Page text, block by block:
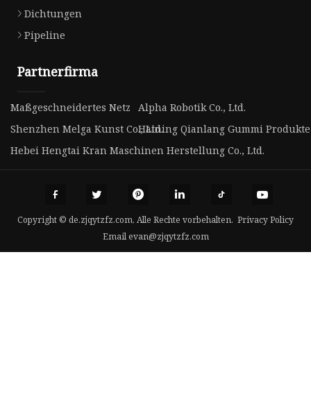
Dichtungen
Pipeline
Partnerfirma
Maßgeschneidertes Netz
Alpha Robotik Co., Ltd.
Shenzhen Melga Kunst Co., Ltd.Haining Qianlang Gummi
Hebei Hengtai Kran Maschinen Herstellung Co., Ltd.
Copyright © de.zjqytzfz.com, Alle Rechte vorbehalten. Privacy Policy
Emailevan@zjqytzfz.com